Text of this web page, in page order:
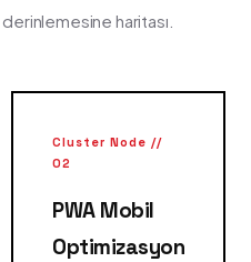
haritası.
Cluster Node //
02
PWA Mobil
Optimizasyon